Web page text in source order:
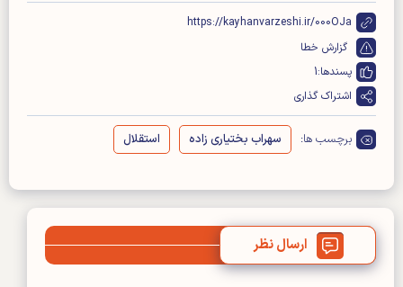
https://kayhanvarzeshi.ir/000OJa
گزارش خطا
پسندها:1
اشتراک گذاری
برچسب ها: سهراب بختیاری زاده استقلال
ارسال نظر